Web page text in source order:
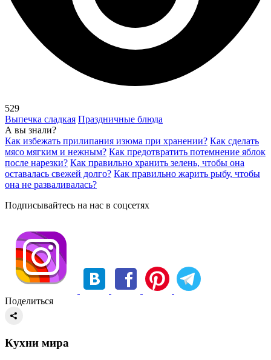
529
Выпечка сладкая Праздничные блюда
А вы знали?
Как избежать прилипания изюма при хранении? Как сделать
мясо мягким и нежным? Как предотвратить потемнение яблок
после нарезки? Как правильно хранить зелень, чтобы она
оставалась свежей долго? Как правильно жарить рыбу, чтобы
она не разваливалась?
Подписывайтесь на нас в соцсетях
Поделиться
Кухни мира